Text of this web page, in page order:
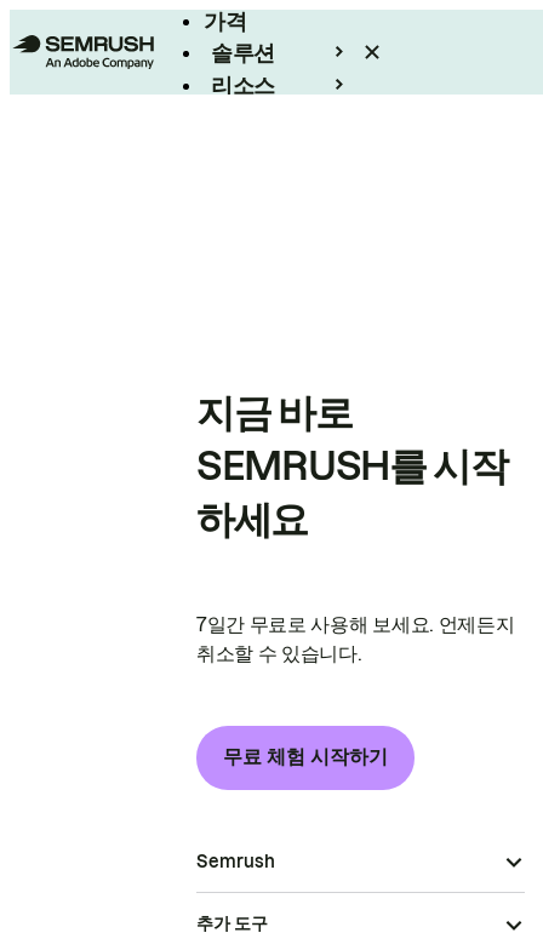
가격
솔루션
리소스
지금 바로
SEMRUSH를 시작
하세요
7일간 무료로 사용해 보세요. 언제든지
취소할 수 있습니다.
무료 체험 시작하기
Semrush
추가 도구